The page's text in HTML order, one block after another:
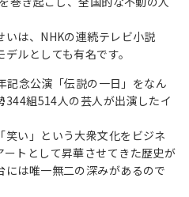
は、NHKの連続テレビ小説
ルとしても有名です。
記念公演「伝説の一日」をなん
344組514人の芸人が出演したイ
い」という大衆文化をビジネ
トとして昇華させてきた歴史が
には唯一無二の深みがあるので